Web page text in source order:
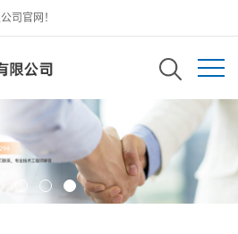
司官网！